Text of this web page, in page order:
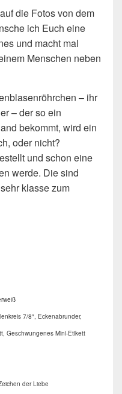
die Fotos von dem
ich Euch eine
und macht mal
Menschen neben
– ihr
– der so ein
bekommt, wird ein
oder nicht?
und schon eine
werde. Die sind
klasse zum
7/8″, Eckenabrunder,
Geschwungenes Mini-Etikett
der Liebe